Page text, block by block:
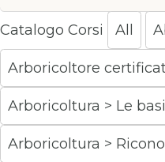
Catalogo Corsi All
Arboricoltore
Arboricoltura > Le
Arboricoltura >